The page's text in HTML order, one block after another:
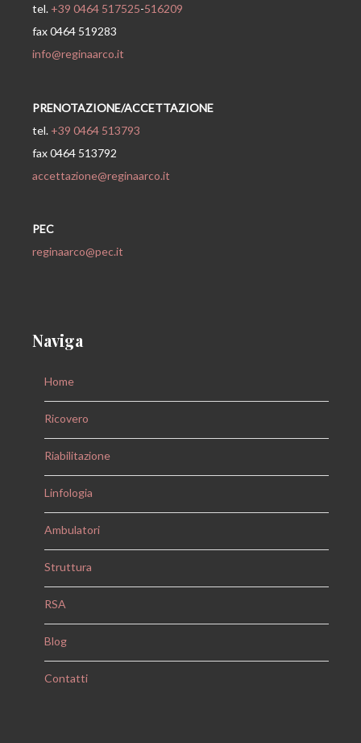
tel. +39 0464 517525-516209
fax 0464 519283
info@reginaarco.it
PRENOTAZIONE/ACCETTAZIONE
tel. +39 0464 513793
fax 0464 513792
accettazione@reginaarco.it
PEC
reginaarco@pec.it
Naviga
Home
Ricovero
Riabilitazione
Linfologia
Ambulatori
Struttura
RSA
Blog
Contatti